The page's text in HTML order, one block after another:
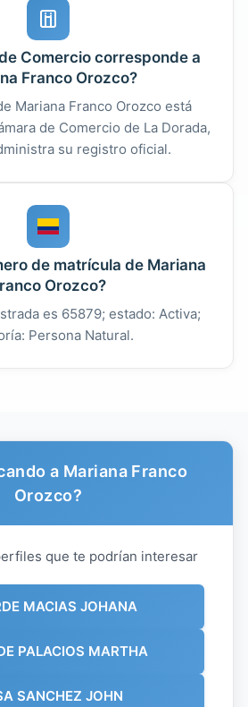
Comercio corresponde a
Franco Orozco?
Mariana Franco Orozco está
de Comercio de La Dorada,
su registro oficial.
de matrícula de Mariana
Orozco?
es 65879; estado: Activa;
Persona Natural.
a Mariana Franco
Orozco?
que te podrían interesar
MACIAS JOHANA
PALACIOS MARTHA
SANCHEZ JOHN